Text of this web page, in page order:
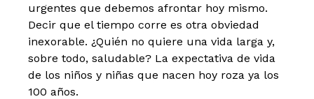
urgentes que debemos afrontar hoy mismo.
Decir que el tiempo corre es otra obviedad
inexorable. ¿Quién no quiere una vida larga y,
sobre todo, saludable? La expectativa de vida
de los niños y niñas que nacen hoy roza ya los
100 años.